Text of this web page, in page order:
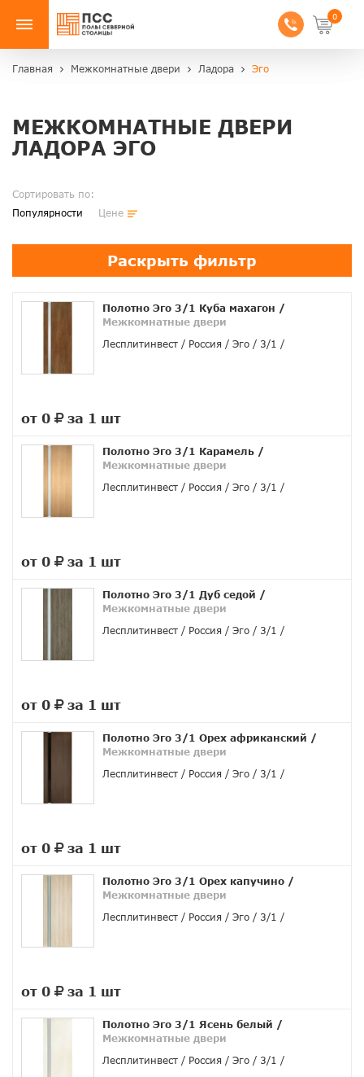
0
Главная Межкомнатные двери Ладора Эго
МЕЖКОМНАТНЫЕ ДВЕРИ
ЛАДОРА ЭГО
Сортировать по:
Популярности
Цене
Раскрыть фильтр
Полотно Эго 3/1 Куба махагон /
Межкомнатные двери
Лесплитинвест
Россия Эго 3/1
от 0
за 1 шт
Полотно Эго 3/1 Карамель /
Межкомнатные двери
Лесплитинвест
Россия Эго 3/1
от 0
за 1 шт
Полотно Эго 3/1 Дуб седой /
Межкомнатные двери
Лесплитинвест
Россия Эго 3/1
от 0
за 1 шт
Полотно Эго 3/1 Орех африканский /
Межкомнатные двери
Лесплитинвест
Россия Эго 3/1
от 0
за 1 шт
Полотно Эго 3/1 Орех капучино /
Межкомнатные двери
Лесплитинвест
Россия Эго 3/1
от 0
за 1 шт
Полотно Эго 3/1 Ясень белый /
Межкомнатные двери
Лесплитинвест
Россия Эго 3/1